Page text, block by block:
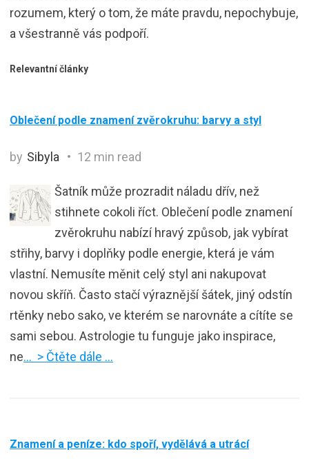
rozumem, který o tom, že máte pravdu, nepochybuje,
a všestranně vás podpoří.
Relevantní články
Oblečení podle znamení zvěrokruhu: barvy a styl
by Sibyla 12 min read
Šatník může prozradit náladu dřív, než
stihnete cokoli říct. Oblečení podle znamení
zvěrokruhu nabízí hravý způsob, jak vybírat
střihy, barvy i doplňky podle energie, která je vám
vlastní. Nemusíte měnit celý styl ani nakupovat
novou skříň. Často stačí výraznější šátek, jiný odstín
rtěnky nebo sako, ve kterém se narovnáte a cítíte se
sami sebou. Astrologie tu funguje jako inspirace,
ne… > Čtěte dále …
Znamení a peníze: kdo spoří, vydělává a utrácí